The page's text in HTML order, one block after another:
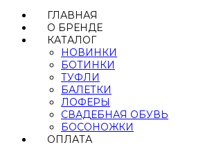
ГЛАВНАЯ
О БРЕНДЕ
КАТАЛОГ
НОВИНКИ
БОТИНКИ
ТУФЛИ
БАЛЕТКИ
ЛОФЕРЫ
СВАДЕБНАЯ ОБУВЬ
БОСОНОЖКИ
ОПЛАТА